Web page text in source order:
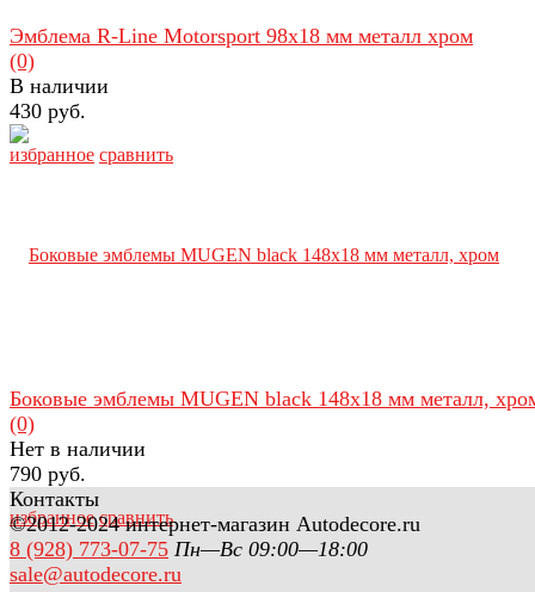
избранное сравнить
Эмблема R-Line Motorsport 98x18 мм металл хром
(0)
В наличии
430 руб.
избранное сравнить
Боковые эмблемы MUGEN black 148х18 мм металл,
(0)
Нет в наличии
790 руб.
Контакты
©2012-2024 интернет-магазин Autodecore.ru
8 (928) 773-07-75 Пн—Вс 09:00—18:00
sale@autodecore.ru